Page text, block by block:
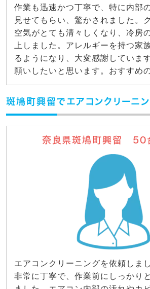
作業も迅速かつ丁寧で、特に内部
見せてもらい、驚かされました。
空気がとても清々しくなり、冷房
上しました。アレルギーを持つ家
るようになり、大変感謝していま
願いしたいと思います。おすすめ
斑鳩町興留でエアコンクリーニ
奈良県斑鳩町興留
エアコンクリーニングを依頼しま
非常に丁寧で、作業前にしっかり